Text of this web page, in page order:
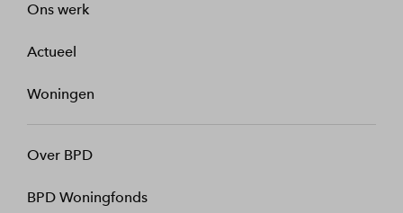
Ons werk
Actueel
Woningen
Over BPD
BPD Woningfonds